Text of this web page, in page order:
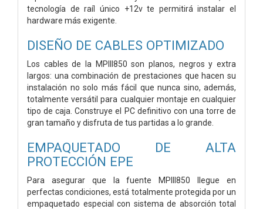
tecnología de raíl único +12v te permitirá instalar el
hardware más exigente.
DISEÑO DE CABLES OPTIMIZADO
Los cables de la MPIII850 son planos, negros y extra
largos: una combinación de prestaciones que hacen su
instalación no solo más fácil que nunca sino, además,
totalmente versátil para cualquier montaje en cualquier
tipo de caja. Construye el PC definitivo con una torre de
gran tamaño y disfruta de tus partidas a lo grande.
EMPAQUETADO DE ALTA
PROTECCIÓN EPE
Para asegurar que la fuente MPIII850 llegue en
perfectas condiciones, está totalmente protegida por un
empaquetado especial con sistema de absorción total